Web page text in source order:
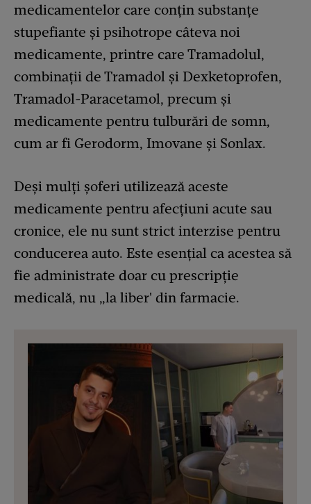
medicamentelor care conțin substanțe
stupefiante și psihotrope câteva noi
medicamente, printre care Tramadolul,
combinații de Tramadol și Dexketoprofen,
Tramadol-Paracetamol, precum și
medicamente pentru tulburări de somn,
cum ar fi Gerodorm, Imovane și Sonlax.
Deși mulți șoferi utilizează aceste
medicamente pentru afecțiuni acute sau
cronice, ele nu sunt strict interzise pentru
conducerea auto. Este esențial ca acestea să
fie administrate doar cu prescripție
medicală, nu „la liber' din farmacie.